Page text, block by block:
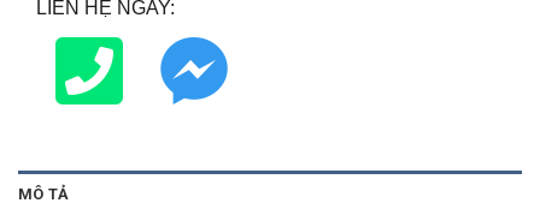
LIÊN HỆ NGAY:
MÔ TẢ